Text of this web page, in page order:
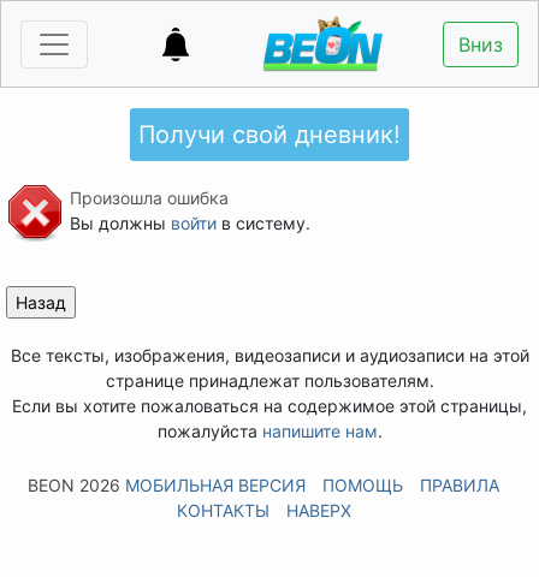
Вниз
Получи свой дневник!
Произошла ошибка
Вы должны войтив систему.
Все тексты, изображения, видеозаписи и аудиозаписи на этой
странице принадлежат пользователям.
Если вы хотите пожаловаться на содержимое этой страницы,
пожалуйста напишите нам.
BEON 2026 МОБИЛЬНАЯ ВЕРСИЯ ПОМОЩЬ
ПРАВИЛА
КОНТАКТЫ
НАВЕРХ